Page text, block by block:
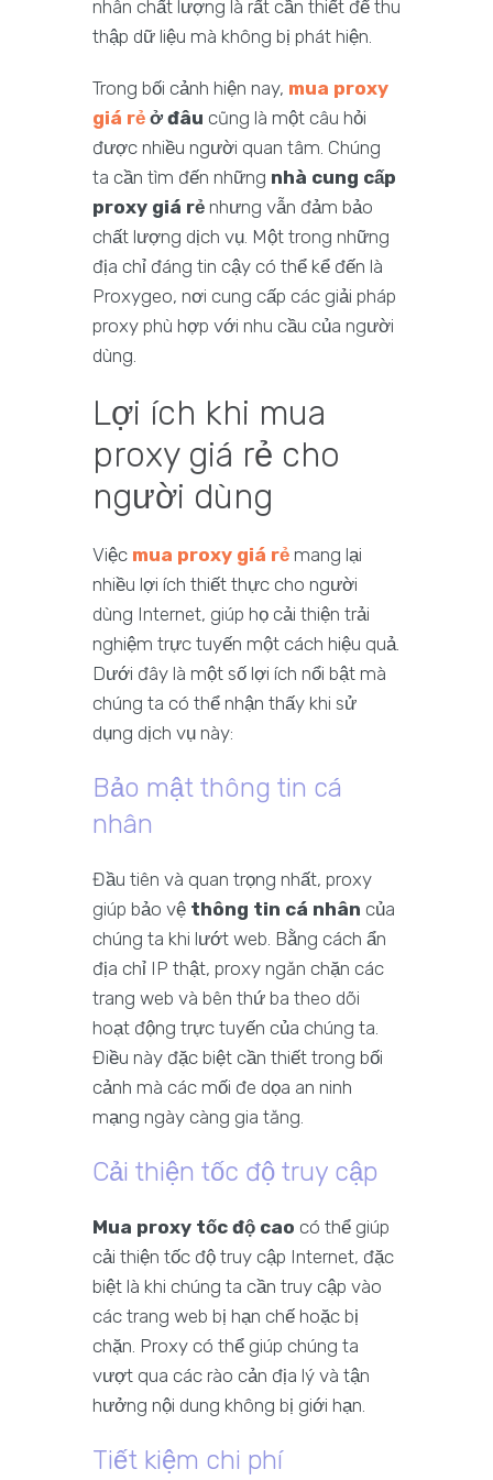
nhân chất lượng là rất cần thiết để thu
thập dữ liệu mà không bị phát hiện.
Trong bối cảnh hiện nay, mua proxy
giá rẻ ở đâu cũng là một câu hỏi
được nhiều người quan tâm. Chúng
ta cần tìm đến những nhà cung cấp
proxy giá rẻ nhưng vẫn đảm bảo
chất lượng dịch vụ. Một trong những
địa chỉ đáng tin cậy có thể kể đến là
Proxygeo, nơi cung cấp các giải pháp
proxy phù hợp với nhu cầu của người
dùng.
Lợi ích khi mua
proxy giá rẻ cho
người dùng
Việc mua proxy giá rẻ mang lại
nhiều lợi ích thiết thực cho người
dùng Internet, giúp họ cải thiện trải
nghiệm trực tuyến một cách hiệu quả.
Dưới đây là một số lợi ích nổi bật mà
chúng ta có thể nhận thấy khi sử
dụng dịch vụ này:
Bảo mật thông tin cá
nhân
Đầu tiên và quan trọng nhất, proxy
giúp bảo vệ thông tin cá nhân của
chúng ta khi lướt web. Bằng cách ẩn
địa chỉ IP thật, proxy ngăn chặn các
trang web và bên thứ ba theo dõi
hoạt động trực tuyến của chúng ta.
Điều này đặc biệt cần thiết trong bối
cảnh mà các mối đe dọa an ninh
mạng ngày càng gia tăng.
Cải thiện tốc độ truy cập
Mua proxy tốc độ cao có thể giúp
cải thiện tốc độ truy cập Internet, đặc
biệt là khi chúng ta cần truy cập vào
các trang web bị hạn chế hoặc bị
chặn. Proxy có thể giúp chúng ta
vượt qua các rào cản địa lý và tận
hưởng nội dung không bị giới hạn.
Tiết kiệm chi phí